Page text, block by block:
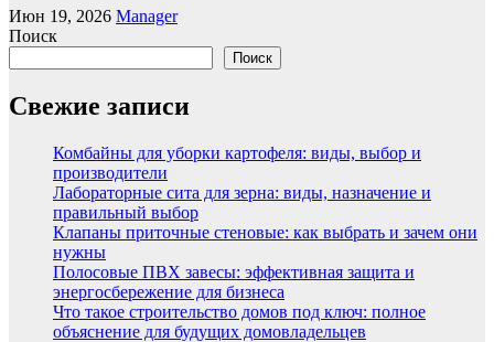
Июн 19, 2026 Manager
Поиск
Поиск
Свежие записи
Комбайны для уборки картофеля: виды, выбор и
производители
Лабораторные сита для зерна: виды, назначение и
правильный выбор
Клапаны приточные стеновые: как выбрать и зачем они
нужны
Полосовые ПВХ завесы: эффективная защита и
энергосбережение для бизнеса
Что такое строительство домов под ключ: полное
объяснение для будущих домовладельцев